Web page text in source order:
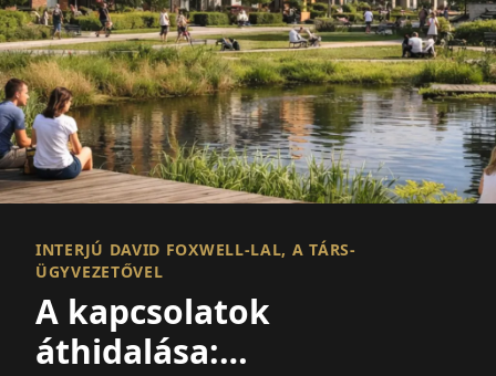
INTERJÚ DAVID FOXWELL-LAL, A TÁRS-
ÜGYVEZETŐVEL
A kapcsolatok
áthidalása: